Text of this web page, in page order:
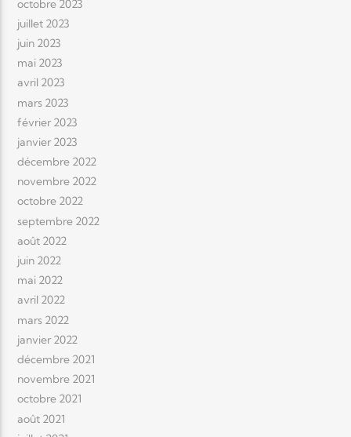
octobre 2023
juillet 2023
juin 2023
mai 2023
avril 2023
mars 2023
février 2023
janvier 2023
décembre 2022
novembre 2022
octobre 2022
septembre 2022
août 2022
juin 2022
mai 2022
avril 2022
mars 2022
janvier 2022
décembre 2021
novembre 2021
octobre 2021
août 2021